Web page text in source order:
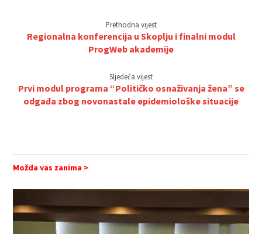
Prethodna vijest
Regionalna konferencija u Skoplju i finalni modul
ProgWeb akademije
Sljedeća vijest
Prvi modul programa “Političko osnaživanja žena” se
odgađa zbog novonastale epidemiološke situacije
Možda vas zanima >